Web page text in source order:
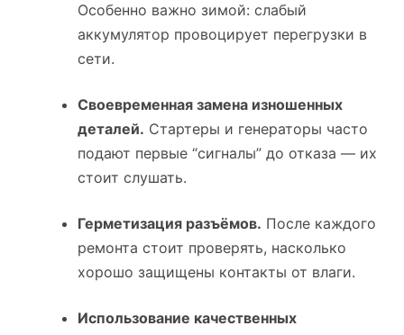
Особенно важно зимой: слабый
аккумулятор провоцирует перегрузки в
сети.
Своевременная замена изношенных
деталей. Стартеры и генераторы часто
подают первые “сигналы” до отказа — их
стоит слушать.
Герметизация разъёмов. После каждого
ремонта стоит проверять, насколько
хорошо защищены контакты от влаги.
Использование качественных